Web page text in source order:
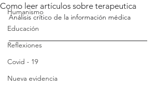
Humanismo
Educación
Reflexiones
Covid - 19
Nueva evidencia
Como leer artículos sobre terapeutica
Análisis crítico de la información médica